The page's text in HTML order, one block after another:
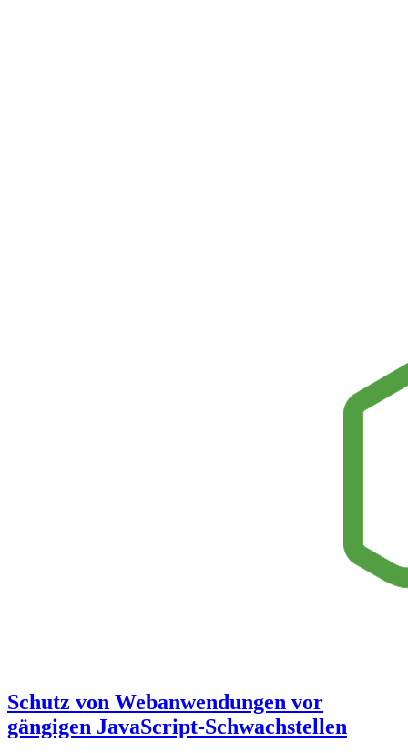
Schutz von Webanwendungen vor
gängigen JavaScript-Schwachstellen